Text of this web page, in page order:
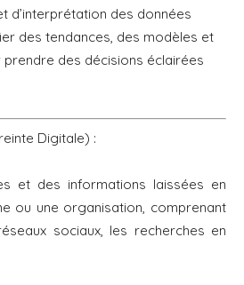
d’interprétation des données
des tendances, des modèles et
des décisions éclairées
Digitale) :
et des informations laissées en
ou une organisation, comprenant
sociaux, les recherches en